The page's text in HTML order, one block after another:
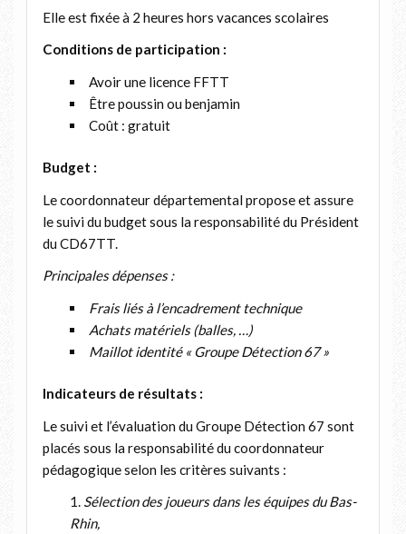
Elle est fixée à 2 heures hors vacances scolaires
Conditions de participation :
Avoir une licence FFTT
Être poussin ou benjamin
Coût : gratuit
Budget :
Le coordonnateur départemental propose et assure
le suivi du budget sous la responsabilité du Président
du CD67TT.
Principales dépenses :
Frais liés à l’encadrement technique
Achats matériels (balles, …)
Maillot identité « Groupe Détection 67 »
Indicateurs de résultats :
Le suivi et l’évaluation du Groupe Détection 67 sont
placés sous la responsabilité du coordonnateur
pédagogique selon les critères suivants :
Sélection des joueurs dans les équipes du Bas-
Rhin,